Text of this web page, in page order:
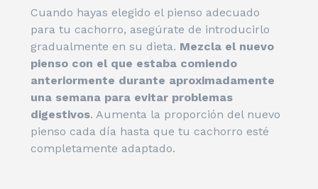
Cuando hayas elegido el pienso adecuado
para tu cachorro, asegúrate de introducirlo
gradualmente en su dieta. Mezcla el nuevo
pienso con el que estaba comiendo
anteriormente durante aproximadamente
una semana para evitar problemas
digestivos. Aumenta la proporción del nuevo
pienso cada día hasta que tu cachorro esté
completamente adaptado.